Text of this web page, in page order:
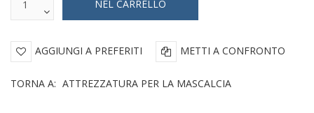
AGGIUNGI A PREFERITI METTI A CONFRONTO
TORNA A: ATTREZZATURA PER LA MASCALCIA